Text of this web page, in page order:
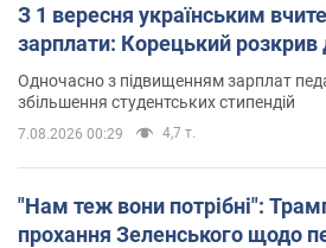
З 1 вересня українським
зарплати: Корецький розкрив
Одночасно з підвищенням зарплат
збільшення студентських стипендій
7.08.2026 00:29 4,7 т.
"Нам теж вони потрібні":
прохання Зеленського щодо